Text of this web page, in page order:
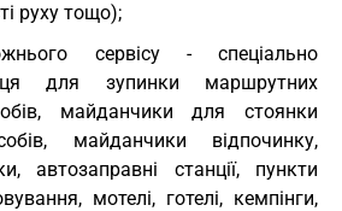
руху тощо);
сервісу - спеціально
для зупинки маршрутних
майданчики для стоянки
майданчики відпочинку,
автозаправні станції, пункти
мотелі, готелі, кемпінги,